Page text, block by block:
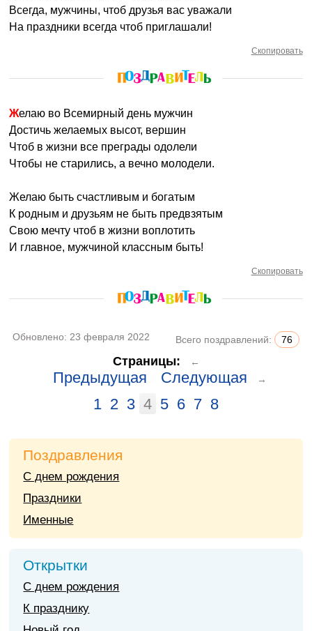
Всегда, мужчины, чтоб друзья вас уважали
На праздники всегда чтоб приглашали!
Скопировать
Желаю во Всемирный день мужчин
Достичь желаемых высот, вершин
Чтоб в жизни все преграды одолели
Чтобы не старились, а вечно молодели.
Желаю быть счастливым и богатым
К родным и друзьям не быть предвзятым
Свою мечту чтоб в жизни воплотить
И главное, мужчиной классным быть!
Скопировать
Обновлено: 23 февраля 2022 Всего поздравлений: 76
Страницы: ←
Предыдущая Следующая →
1 2 3 4 5 6 7 8
Поздравления
С днем рождения
Праздники
Именные
Открытки
С днем рождения
К празднику